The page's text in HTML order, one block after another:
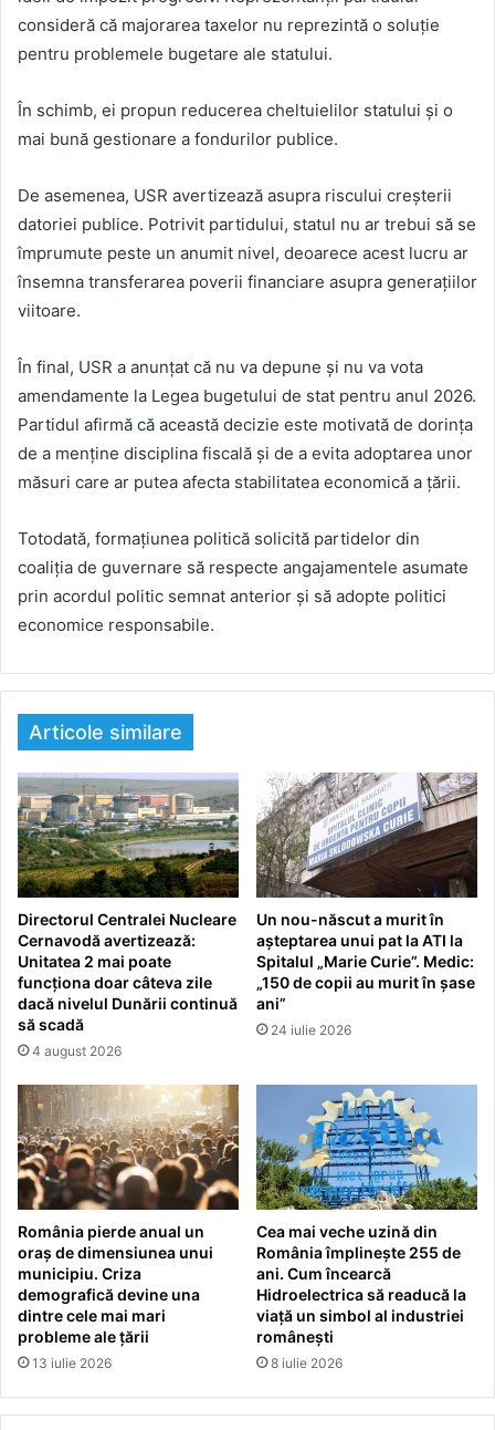
consideră că majorarea taxelor nu reprezintă o soluție
pentru problemele bugetare ale statului.
În schimb, ei propun reducerea cheltuielilor statului și o
mai bună gestionare a fondurilor publice.
De asemenea, USR avertizează asupra riscului creșterii
datoriei publice. Potrivit partidului, statul nu ar trebui să se
împrumute peste un anumit nivel, deoarece acest lucru ar
însemna transferarea poverii financiare asupra generațiilor
viitoare.
În final, USR a anunțat că nu va depune și nu va vota
amendamente la Legea bugetului de stat pentru anul 2026.
Partidul afirmă că această decizie este motivată de dorința
de a menține disciplina fiscală și de a evita adoptarea unor
măsuri care ar putea afecta stabilitatea economică a țării.
Totodată, formațiunea politică solicită partidelor din
coaliția de guvernare să respecte angajamentele asumate
prin acordul politic semnat anterior și să adopte politici
economice responsabile.
Articole similare
Directorul Centralei Nucleare
Cernavodă avertizează:
Unitatea 2 mai poate
funcționa doar câteva zile
dacă nivelul Dunării continuă
să scadă
4 august 2026
Un nou-născut a murit în
așteptarea unui pat la ATI la
Spitalul „Marie Curie”. Medic:
„150 de copii au murit în șase
ani”
24 iulie 2026
România pierde anual un
oraș de dimensiunea unui
municipiu. Criza
demografică devine una
dintre cele mai mari
probleme ale țării
13 iulie 2026
Cea mai veche uzină din
România împlinește 255 de
ani. Cum încearcă
Hidroelectrica să readucă la
viață un simbol al industriei
românești
8 iulie 2026